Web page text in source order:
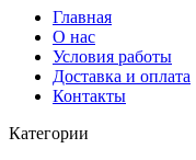
Главная
О нас
Условия работы
Доставка и оплата
Контакты
Категории